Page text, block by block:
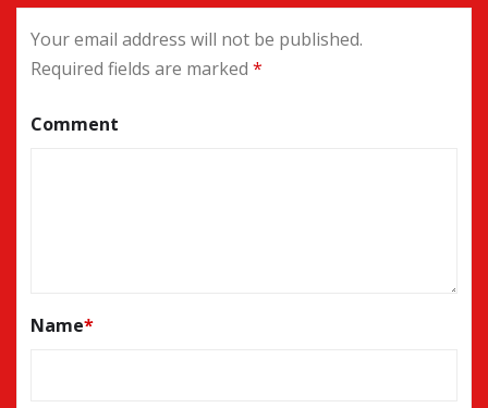
Your email address will not be published.
Required fields are marked *
Comment
Name*